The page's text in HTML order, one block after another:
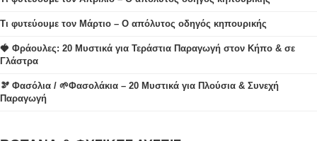
Τι φυτεύουμε τον Μάρτιο – Ο απόλυτος οδηγός κηπουρικής
🍓 Φράουλες: 20 Μυστικά για Τεράστια Παραγωγή στον Κήπο & σε
Γλάστρα
🫘 Φασόλια / 🌱Φασολάκια – 20 Μυστικά για Πλούσια & Συνεχή
Παραγωγή